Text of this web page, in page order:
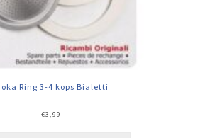
Ring 3-4 kops Bialetti
€3,99